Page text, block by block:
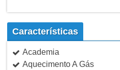
Características
Academia
Aquecimento A Gás